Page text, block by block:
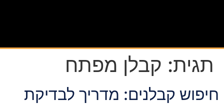
תגית: קבלן מפתח
חיפוש קבלנים: מדריך לבדיקת